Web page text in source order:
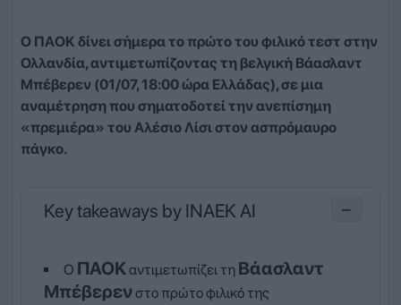
Ο ΠΑΟΚ δίνει σήμερα το πρώτο του φιλικό τεστ στην
Ολλανδία, αντιμετωπίζοντας τη βελγική Βάασλαντ
Μπέβερεν (01/07, 18:00 ώρα Ελλάδας), σε μια
αναμέτρηση που σηματοδοτεί την ανεπίσημη
«πρεμιέρα» του Αλέσιο Λίσι στον ασπρόμαυρο
πάγκο.
Key takeaways by INAEK AI −
Ο ΠΑΟΚαντιμετωπίζει τη Βάασλαντ
Μπέβερενστο πρώτο φιλικό της